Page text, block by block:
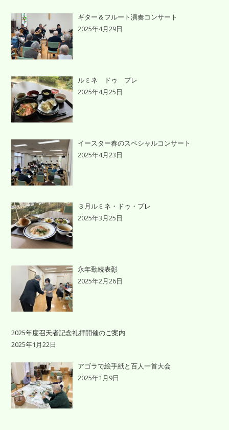
ギター＆フルート演奏コンサート
2025年4月29日
ルミネ ドゥ プレ
2025年4月25日
イースター春のスペシャルコンサート
2025年4月23日
３月ルミネ・ドゥ・プレ
2025年3月25日
永年勤続表彰
2025年2月26日
2025年度召天者記念礼拝開催のご案内
2025年1月22日
アゴラで絵手紙と百人一首大会
2025年1月9日